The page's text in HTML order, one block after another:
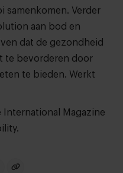
samenkomen. Verder
aan bod en
dat de gezondheid
te bevorderen door
te bieden. Werkt
International Magazine